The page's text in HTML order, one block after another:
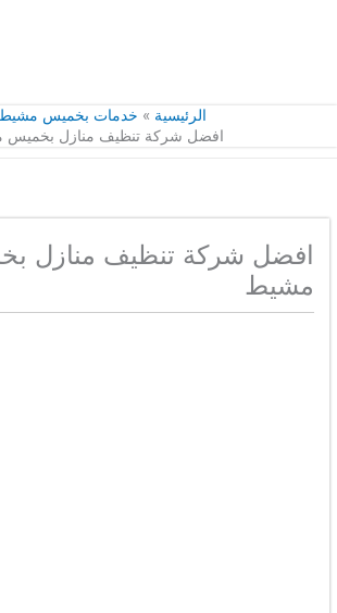
الرئيسية
خدمات بخميس مشيط
افضل شركة تنظيف منازل بخميس
افضل شركة تنظيف منازل
مشيط